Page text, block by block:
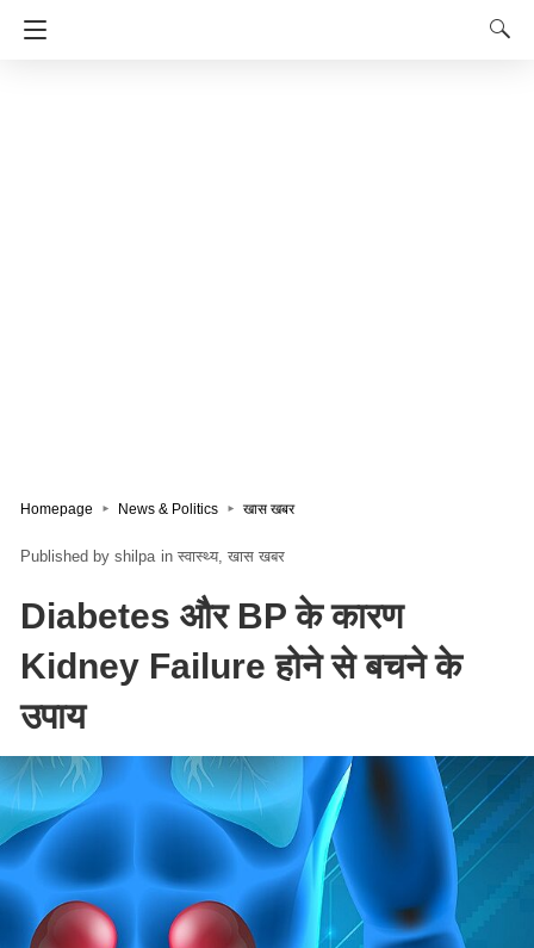
Homepage News & Politics खास खबर
shilpa in स्वास्थ्य खास खबर
Diabetes और BP के कारण
Kidney Failure होने से बचने के
उपाय